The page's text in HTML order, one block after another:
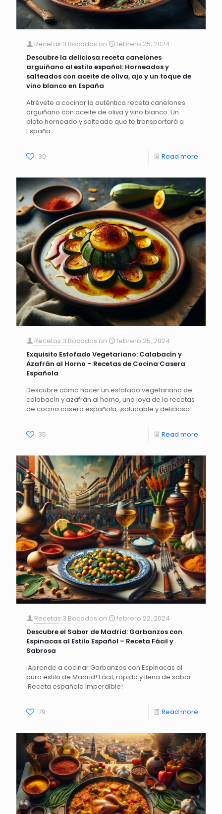
Recetas 3 Bocados on
febrero 25, 2024
Descubre la deliciosa receta canelones
arguiñano al estilo español: Horneados y
salteados con aceite de oliva, ajo y un toque de
vino blanco en España
Atrévete a cocinar la auténtica receta canelones
arguiñano con aceite de oliva y vino blanco. Un
plato horneado y salteado que te transportará a
España.
30 Read more
Recetas 3 Bocados on
febrero 25, 2024
Exquisito Estofado Vegetariano: Calabacín y
Azafrán al Horno – Recetas de Cocina Casera
Española
Descubre cómo hacer un estofado vegetariano de
calabacín y azafrán al horno, una joya de la recetas
de cocina casera española, ¡saludable y delicioso!
35 Read more
Recetas 3 Bocados on
febrero 22, 2024
Descubre el Sabor de Madrid: Garbanzos con
Espinacas al Estilo Español – Receta Fácil y
Sabrosa
¡Aprende a cocinar Garbanzos con Espinacas al
puro estilo de Madrid! Fácil, rápida y llena de sabor.
¡Receta española imperdible!
79 Read more